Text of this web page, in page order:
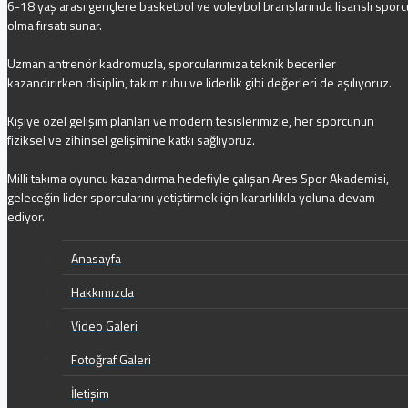
6-18 yaş arası gençlere basketbol ve voleybol branşlarında lisanslı
olma fırsatı sunar.
Uzman antrenör kadromuzla, sporcularımıza teknik beceriler
kazandırırken disiplin, takım ruhu ve liderlik gibi değerleri de aşılıyoruz.
Kişiye özel gelişim planları ve modern tesislerimizle, her sporcunun
fiziksel ve zihinsel gelişimine katkı sağlıyoruz.
Milli takıma oyuncu kazandırma hedefiyle çalışan Ares Spor Akademisi,
geleceğin lider sporcularını yetiştirmek için kararlılıkla yoluna devam
ediyor.
Anasayfa
Hakkımızda
Video Galeri
Fotoğraf Galeri
İletişim